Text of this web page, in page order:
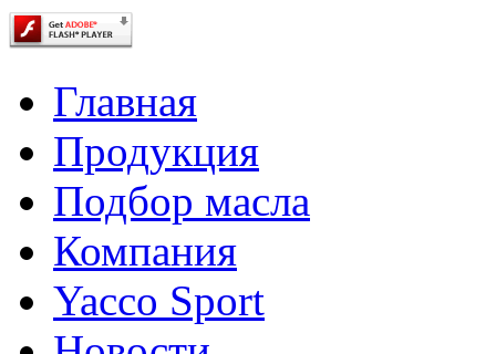
Главная
Продукция
Подбор масла
Компания
Yacco Sport